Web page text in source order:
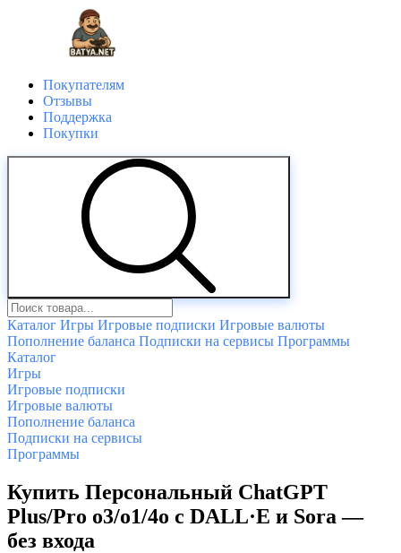
Покупателям
Отзывы
Поддержка
Покупки
Каталог Игры Игровые подписки Игровые валюты
Пополнение баланса Подписки на сервисы Программы
Каталог
Игры
Игровые подписки
Игровые валюты
Пополнение баланса
Подписки на сервисы
Программы
Купить Персональный ChatGPT
Plus/Pro o3/o1/4o с DALL·E и Sora —
без входа